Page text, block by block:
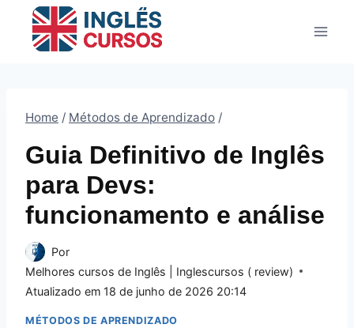
Home / Métodos de Aprendizado /
Guia Definitivo de Inglês
para Devs:
funcionamento e análise
Por
Melhores cursos de Inglês | Inglescursos ( review)
Atualizado em 18 de junho de 2026 20:14
MÉTODOS DE APRENDIZADO